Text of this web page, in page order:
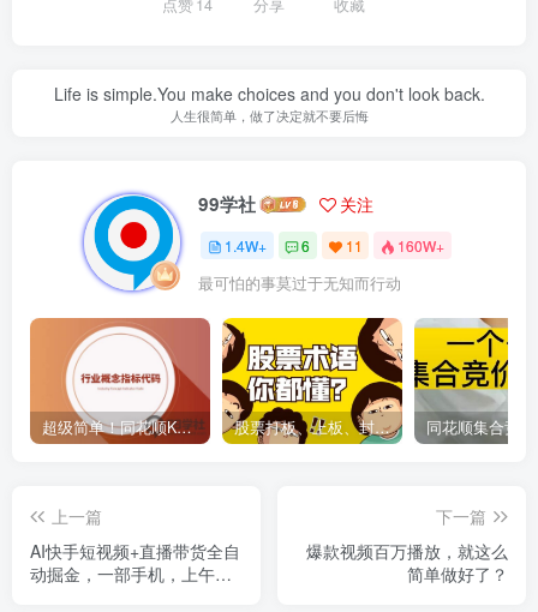
点赞14 分享 收藏
Life is simple.You make choices and you don't look back.
人生很简单，做了决定就不要后悔
99学社 关注
1.4W+ 6 11 160W+
最可怕的事莫过于无知而行动
超级简单！同花顺K线界面显示行业概念指标代码图解 股票打板、上板、封板、翘板、炸板是什么意思？炒股你必须懂的暗语！
上一篇
AI快手短视频+直播带货全自
动掘金，一部手机，上午做
下一篇
爆款视频百万播放，就这么
简单做好了？